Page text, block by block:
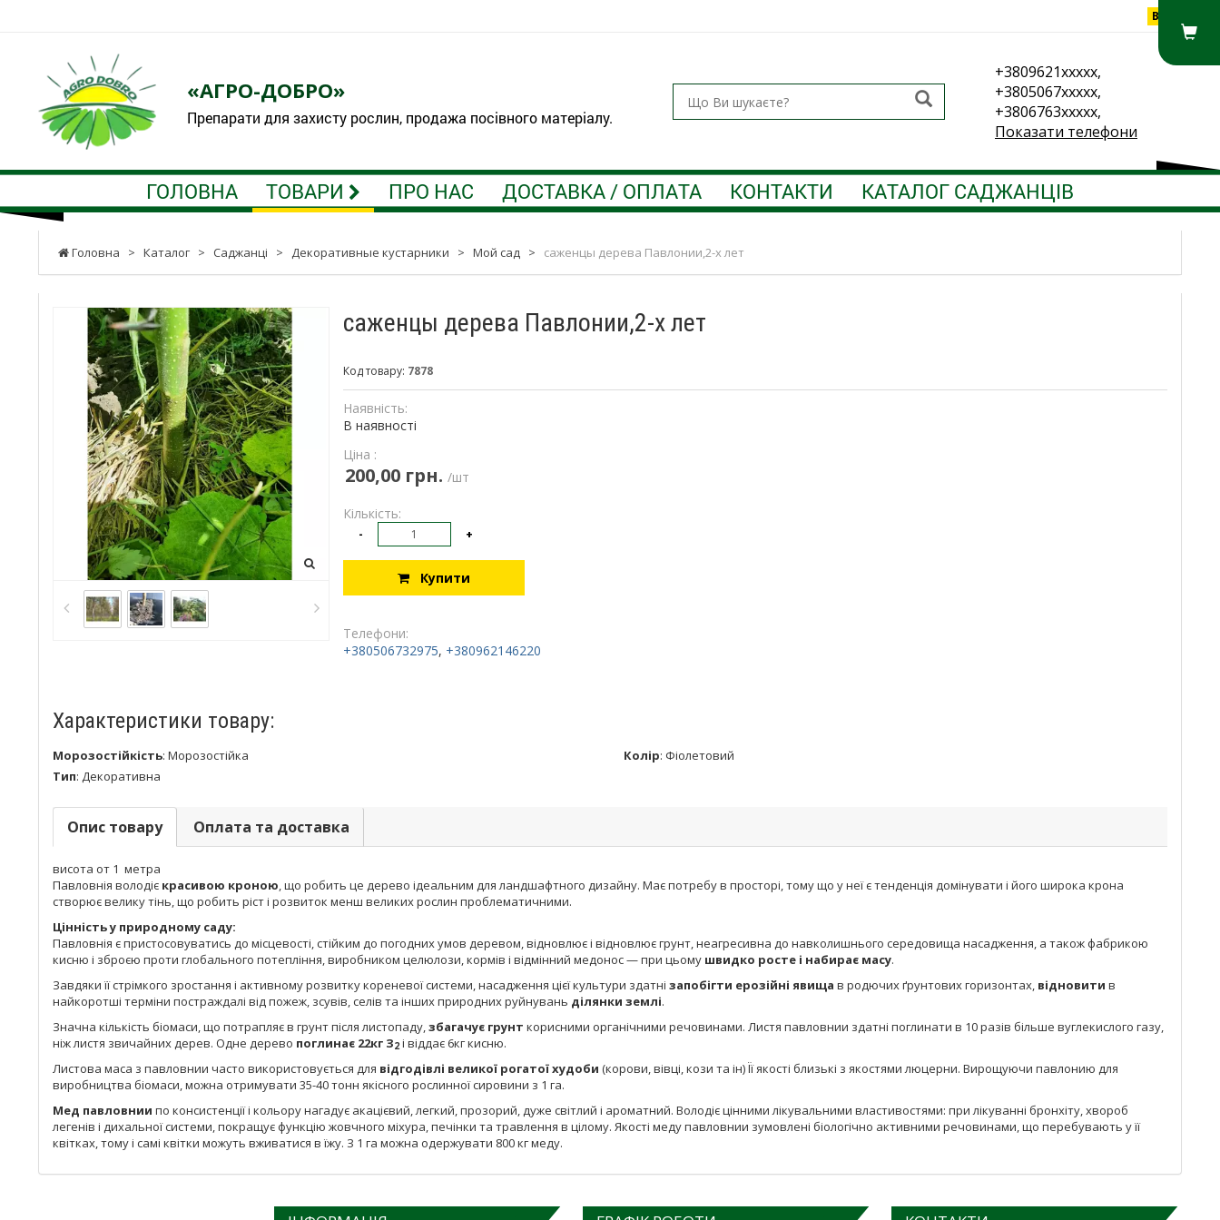
Вхід
«АГРО-ДОБРО»
Препарати для захисту рослин, продажа посівного матеріалу.
+3809621xxxxx,
+3805067xxxxx,
+3806763xxxxx,
Показати телефони
ГОЛОВНА ТОВАРИ ПРО НАС ДОСТАВКА / ОПЛАТА КОНТАКТИ КАТАЛОГ САДЖАНЦІВ
Головна > Каталог > Саджанці > Декоративные кустарники > Мой сад > саженцы дерева Павлонии,2-х лет
саженцы дерева Павлонии,2-х лет
Код товару: 7878
Наявність:
В наявності
Ціна :
200,00 грн. /шт
Кількість:
- +
Купити
Телефони:
+380506732975, +380962146220
Характеристики товару:
Морозостійкість: Морозостійка Колір: Фіолетовий
Тип: Декоративна
Опис товару Оплата та доставка
висота от 1 метра
Павловнія володіє красивою кроною, що робить це дерево ідеальним для ландшафтного дизайну. Має потребу в просторі, тому що у неї є тенденція домінувати і його широка крона
створює велику тінь, що робить ріст і розвиток менш великих рослин проблематичними.
Цінність у природному саду:
Павловнія є пристосовуватись до місцевості, стійким до погодних умов деревом, відновлює і відновлює грунт, неагресивна до навколишнього середовища насадження, а також фабрикою
кисню і зброєю проти глобального потепління, виробником целюлози, кормів і відмінний медонос — при цьому швидко росте і набирає масу.
Завдяки її стрімкого зростання і активному розвитку кореневої системи, насадження цієї культури здатні запобігти ерозійні явища в родючих ґрунтових горизонтах, відновити в
найкоротші терміни постраждалі від пожеж, зсувів, селів та інших природних руйнувань ділянки землі.
Значна кількість біомаси, що потрапляє в грунт після листопаду,збагачує грунт корисними органічними речовинами. Листя павловнии здатні поглинати в 10 разів більше вуглекислого газу,
ніж листя звичайних дерев. Одне дерево поглинає 22кг З2 і віддає 6кг кисню.
Листова маса з павловнии часто використовується для відгодівлі великої рогатої худоби (корови, вівці, кози та ін) Її якості близькі з якостями люцерни. Вирощуючи павлонию для
виробництва біомаси, можна отримувати 35-40 тонн якісного рослинної сировини з 1 га.
Мед павловнии по консистенції і кольору нагадує акацієвий, легкий, прозорий, дуже світлий і ароматний. Володіє цінними лікувальними властивостями: при лікуванні бронхіту, хвороб
легенів і дихальної системи, покращує функцію жовчного міхура, печінки та травлення в цілому. Якості меду павловнии зумовлені біологічно активними речовинами, що перебувають у її
квітках, тому і самі квітки можуть вживатися в їжу. З 1 га можна одержувати 800 кг меду.